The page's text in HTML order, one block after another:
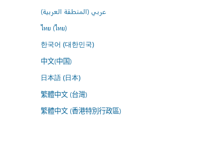
عربي (المنطقة العربية)
ไทย (ไทย)
한국어 (대한민국)
中文(中国)
日本語 (日本)
繁體中文 (台灣)
繁體中文 (香港特別行政區)